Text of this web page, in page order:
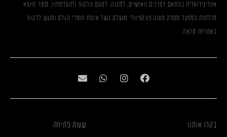
אינדיבידואלית בהתאם לצרכים האישיים, למבנה, לטעם הלקוח ולהעדפותיו. מוצר היוצא
מדלתות המפעל מספק מענה פונקציונלי מושלם בשל איכות חומרי הגלם ומוגש ללקוח
באחריות מלאה.
בקרו אותנו שעות פתיחה